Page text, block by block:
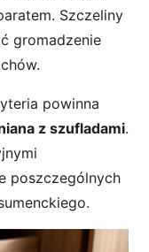
Szczeliny
gromadzenie
powinna
z szufladami.
poszczególnych